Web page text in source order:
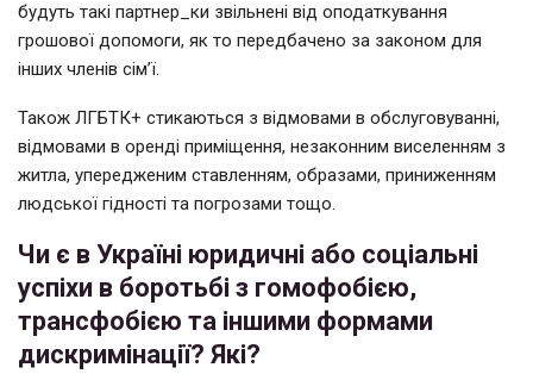
будуть такі партнер_ки звільнені від оподаткування
грошової допомоги, як то передбачено за законом для
інших членів сім’ї.
Також ЛГБТК+ стикаються з відмовами в обслуговуванні,
відмовами в оренді приміщення, незаконним виселенням з
житла, упередженим ставленням, образами, приниженням
людської гідності та погрозами тощо.
Чи є в Україні юридичні або соціальні
успіхи в боротьбі з гомофобією,
трансфобією та іншими формами
дискримінації? Які?